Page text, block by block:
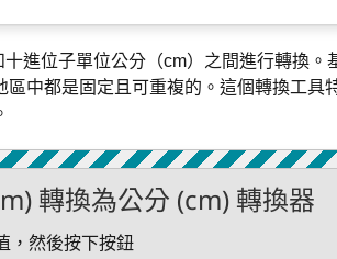
進位子單位公分（cm）之間進行轉換。
中都是固定且可重複的。這個轉換工具
轉換為公分 (cm) 轉換器
，然後按下按鈕